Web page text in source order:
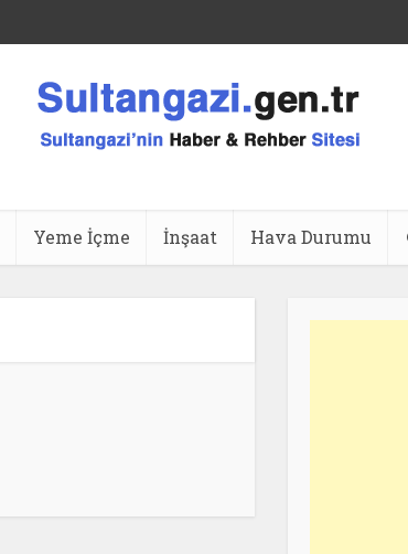
Yeme İçme İnşaat Hava Durumu